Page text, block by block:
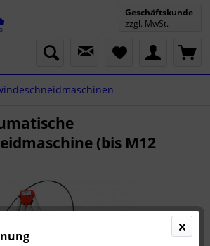
Geschäftskunde
zzgl. MwSt.
(bis M12